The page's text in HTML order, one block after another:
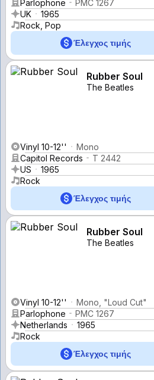
Parlophone
PMC 1267
UK
1965
Rock, Pop
Έλεγχος τιμής
Rubber Soul
The Beatles
Vinyl 10-12''
Mono
Capitol Records
T 2442
US
1965
Rock
Έλεγχος τιμής
Rubber Soul
The Beatles
Vinyl 10-12''
Mono, "Loud Cut"
Parlophone
PMC 1267
Netherlands
1965
Rock
Έλεγχος τιμής